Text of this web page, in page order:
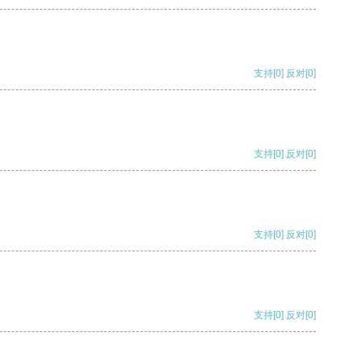
支持[0] 反对[0]
支持[0] 反对[0]
支持[0] 反对[0]
支持[0] 反对[0]